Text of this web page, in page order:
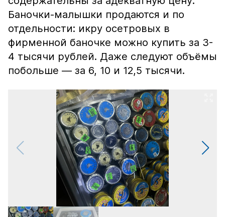
Баночки-малышки продаются и по
отдельности: икру осетровых в
фирменной баночке можно купить за 3-
4 тысячи рублей. Даже следуют объёмы
побольше — за 6, 10 и 12,5 тысячи.